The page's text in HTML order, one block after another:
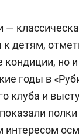
—
детям,
кондиции, но
годы в
клуба и
интересом